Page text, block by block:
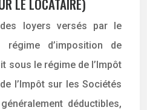
LE LOCATAIRE)
loyers versés par le
régime d’imposition de
sous le régime de l’Impôt
l’Impôt sur les Sociétés
déductibles,